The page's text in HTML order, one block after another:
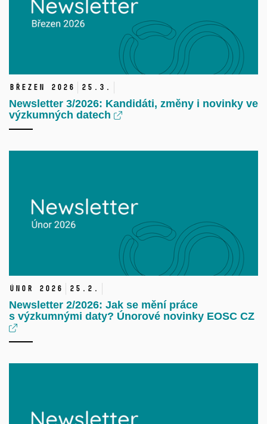
březen 2026 25. 3.
Newsletter 3/2026: Kandidáti, změny i novinky ve
výzkumných datech
únor 2026 25. 2.
Newsletter 2/2026: Jak se mění práce
s výzkumnými daty? Únorové novinky EOSC CZ